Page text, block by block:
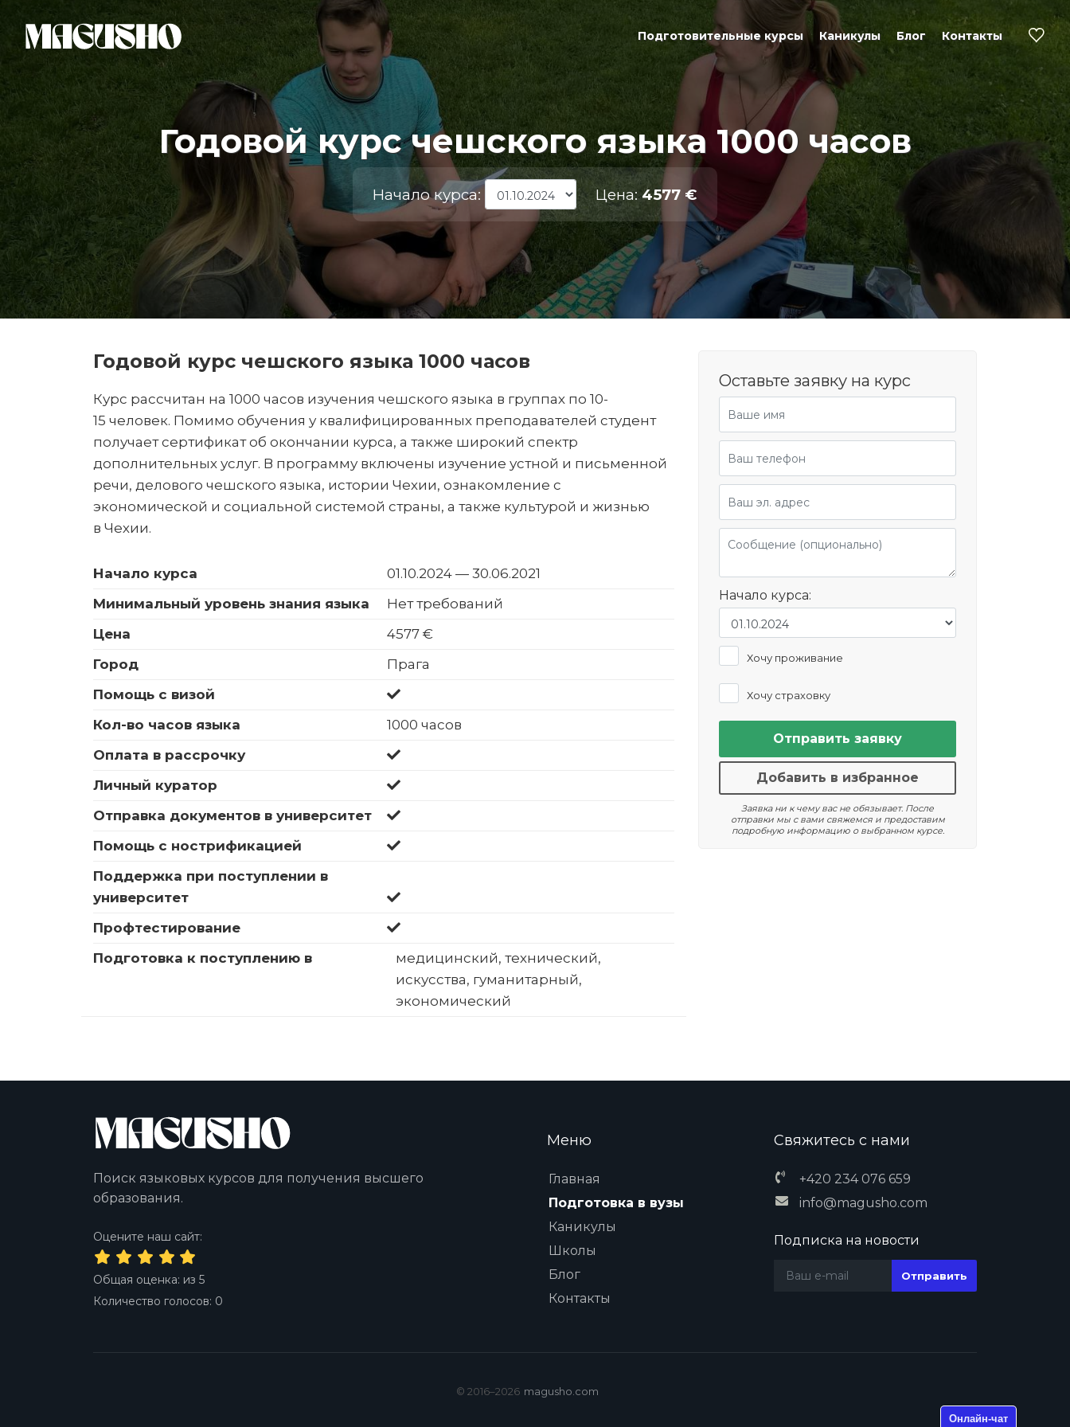
Подготовительные курсы Каникулы Блог Контакты
Годовой курс чешского языка 1000 часов
Начало курса: Цена:4577 €
Годовой курс чешского языка 1000 часов
Курс рассчитан на 1000 часов изучения чешского языка в группах по 10-
15 человек. Помимо обучения у квалифицированных преподавателей студент
получает сертификат об окончании курса, а также широкий спектр
дополнительных услуг. В программу включены изучение устной и письменной
речи, делового чешского языка, истории Чехии, ознакомление с
экономической и социальной системой страны, а также культурой и жизнью
в Чехии.
Начало курса
01.10.2024 — 30.06.2021
Минимальный уровень знания языка
Нет требований
Цена
4577 €
Город
Прага
Помощь с визой
Кол-во часов языка
1000 часов
Оплата в рассрочку
Личный куратор
Отправка документов в университет
Помощь с нострификацией
Поддержка при поступлении в
университет
Профтестирование
Подготовка к поступлению в
медицинский, технический,
искусства, гуманитарный,
экономический
Оставьте заявку на курс
Начало курса:
Хочу проживание
Хочу страховку
Отправить заявку
Добавить в избранное
Заявка ни к чему вас не обязывает. После
отправки мы с вами свяжемся и предоставим
подробную информацию о выбранном курсе.
Поиск языковых курсов для получения высшего
образования.
Оцените наш сайт:
Общая оценка: из 5
Количество голосов: 0
Меню
Главная
Подготовка в вузы
Каникулы
Школы
Блог
Контакты
Свяжитесь с нами
+420 234 076 659
info@magusho.com
Подписка на новости
© 2016–2026 magusho.com
Онлайн-чат